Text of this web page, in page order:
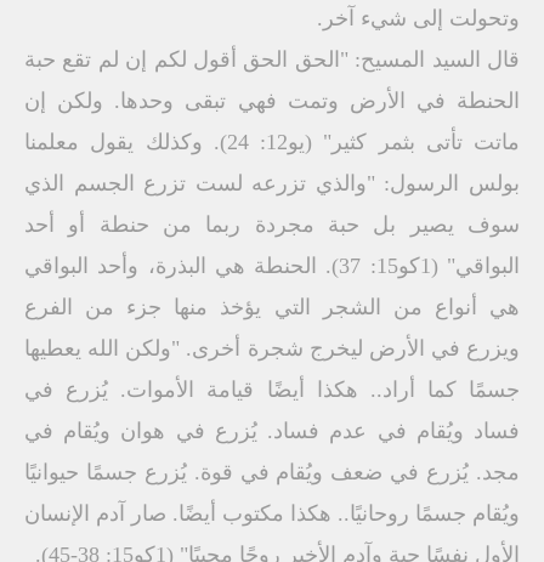
وتحولت إلى شيء آخر.
قال السيد المسيح: "الحق الحق أقول لكم إن لم تقع حبة
الحنطة في الأرض وتمت فهي تبقى وحدها. ولكن إن
ماتت تأتى بثمر كثير" (يو12: 24). وكذلك يقول معلمنا
بولس الرسول: "والذي تزرعه لست تزرع الجسم الذي
سوف يصير بل حبة مجردة ربما من حنطة أو أحد
البواقي" (1كو15: 37). الحنطة هي البذرة، وأحد البواقي
هي أنواع من الشجر التي يؤخذ منها جزء من الفرع
ويزرع في الأرض ليخرج شجرة أخرى. "ولكن الله يعطيها
جسمًا كما أراد.. هكذا أيضًا قيامة الأموات. يُزرع في
فساد ويُقام في عدم فساد. يُزرع في هوان ويُقام في
مجد. يُزرع في ضعف ويُقام في قوة. يُزرع جسمًا حيوانيًا
ويُقام جسمًا روحانيًا.. هكذا مكتوب أيضًا. صار آدم الإنسان
الأول نفسًا حية وآدم الأخير روحًا محييًا" (1كو15: 38-45).